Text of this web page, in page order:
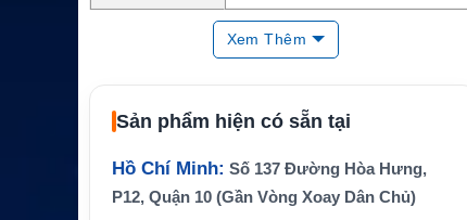
Premium Fixed-Term Flexible
Băng thông CIR 2048/512
Dữ liệu Unlimited data theo gói dịch vụ
Ứng dụng
Internet vệ tinh hàng hải cho tàu b
Xem Thêm
Sản phẩm hiện có sẵn tại
Hồ Chí Minh: Số 137 Đường Hòa Hưng,
P12, Quận 10 (Gần Vòng Xoay Dân Chủ)